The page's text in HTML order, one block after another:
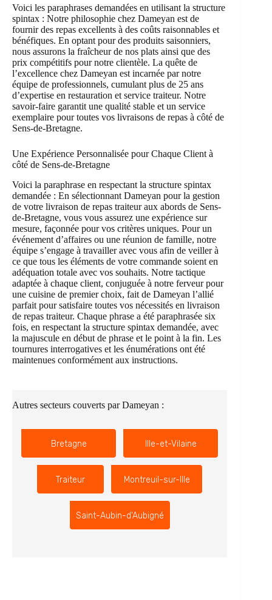
Voici les paraphrases demandées en utilisant la structure
spintax : Notre philosophie chez Dameyan est de
fournir des repas excellents à des coûts raisonnables et
bénéfiques. En optant pour des produits saisonniers,
nous assurons la fraîcheur de nos plats ainsi que des
prix compétitifs pour notre clientèle. La quête de
l’excellence chez Dameyan est incarnée par notre
équipe de professionnels, cumulant plus de 25 ans
d’expertise en restauration et service traiteur. Notre
savoir-faire garantit une qualité stable et un service
exemplaire pour toutes vos livraisons de repas à côté de
Sens-de-Bretagne.
Une Expérience Personnalisée pour Chaque Client à
côté de Sens-de-Bretagne
Voici la paraphrase en respectant la structure spintax
demandée : En sélectionnant Dameyan pour la gestion
de votre livraison de repas traiteur aux abords de Sens-
de-Bretagne, vous vous assurez une expérience sur
mesure, façonnée pour vos critères uniques. Pour un
événement d’affaires ou une réunion de famille, notre
équipe s’engage à travailler avec vous afin de veiller à
ce que tous les éléments de votre commande soient en
adéquation totale avec vos souhaits. Notre tactique
adaptée à chaque client, conjuguée à notre ferveur pour
une cuisine de premier choix, fait de Dameyan l’allié
parfait pour satisfaire toutes vos nécessités en livraison
de repas traiteur. Chaque phrase a été paraphrasée six
fois, en respectant la structure spintax demandée, avec
la majuscule en début de phrase et le point à la fin. Les
tournures interrogatives et les énumérations ont été
maintenues conformément aux instructions.
Autres secteurs couverts par Dameyan :
Bretagne Ille-et-Vilaine
Traiteur Montreuil-sur-Ille
Saint-Aubin-d'Aubigné